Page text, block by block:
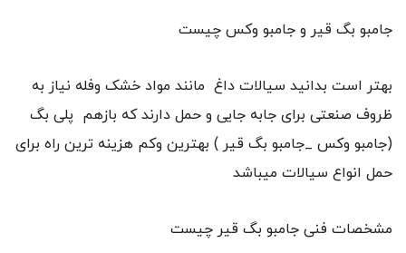
جامبو بگ قیر و جامبو وکس چیست
بهتر است بدانید سیالات داغ مانند مواد خشک وفله نیاز به
ظروف صنعتی برای جابه جایی و حمل دارند که بازهم پلی بگ
(جامبو وکس _جامبو بگ قیر ) بهترین وکم هزینه ترین راه برای
حمل انواع سیالات میباشد
مشخصات فنی جامبو بگ قیر چیست